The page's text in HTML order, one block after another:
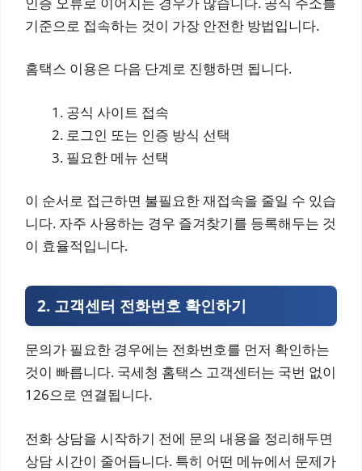
기준으로 접속하는 것이 가장 안전한 방법입니다.
홈택스 이용은 다음 단계로 진행하면 됩니다.
공식 사이트 접속
로그인 또는 인증 방식 선택
필요한 메뉴 선택
이 순서로 접근하면 불필요한 재접속을 줄일 수 있습
니다. 자주 사용하는 경우 즐겨찾기를 등록해두는 것
이 효율적입니다.
2. 고객센터 전화번호 확인하기
문의가 필요한 경우에는 전화번호를 먼저 확인하는
것이 빠릅니다. 국세청 홈택스 고객센터는 국번 없이
126으로 연결됩니다.
전화 상담을 시작하기 전에 문의 내용을 정리해두면
상담 시간이 줄어듭니다. 특히 어떤 메뉴에서 문제가